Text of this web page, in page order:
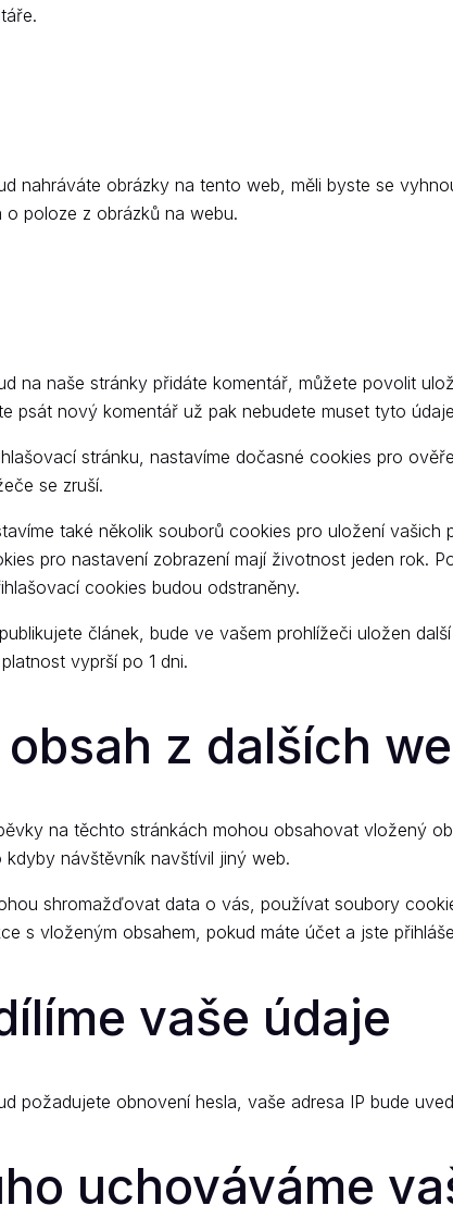
nahráváte obrázky na tento web, měli byste se
o poloze z obrázků na webu.
na naše stránky přidáte komentář, můžete povolit
psát nový komentář už pak nebudete muset tyto
stránku, nastavíme dočasné cookies pro
se zruší.
také několik souborů cookies pro uložení
pro nastavení zobrazení mají životnost jeden rok.
cookies budou odstraněny.
článek, bude ve vašem prohlížeči uložen
vyprší po 1 dni.
z dalších
na těchto stránkách mohou obsahovat vložený
návštěvník navštívil jiný web.
shromažďovat data o vás, používat soubory
s vloženým obsahem, pokud máte účet a jste
vaše údaje
požadujete obnovení hesla, vaše adresa IP bude
uchováváme